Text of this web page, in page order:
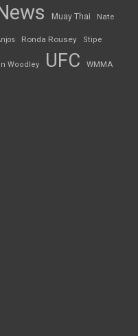
Muay Thai Nate
Ronda Rousey Stipe
Woodley UFC WMMA